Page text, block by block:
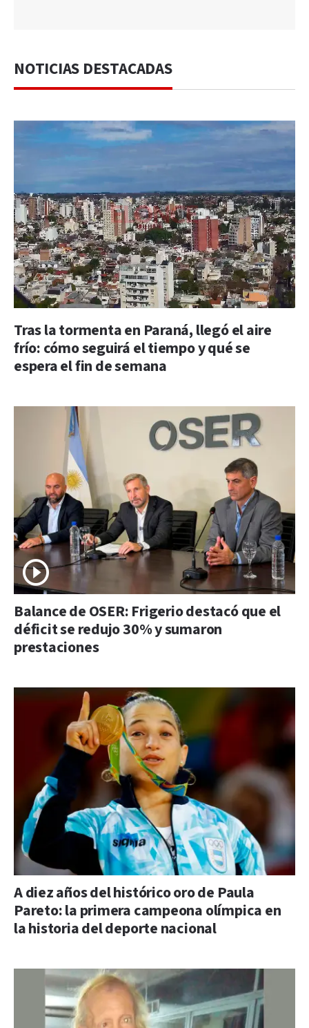
NOTICIAS DESTACADAS
Tras la tormenta en Paraná, llegó el aire
frío: cómo seguirá el tiempo y qué se
espera el fin de semana
Balance de OSER: Frigerio destacó que el
déficit se redujo 30% y sumaron
prestaciones
A diez años del histórico oro de Paula
Pareto: la primera campeona olímpica en
la historia del deporte nacional